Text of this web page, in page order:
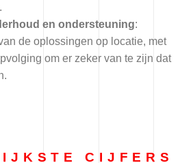
en ondersteuning:
de oplossingen op locatie, met
om er zeker van te zijn dat
CIJFERS